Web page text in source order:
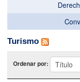
Turismo
Ordenar por: